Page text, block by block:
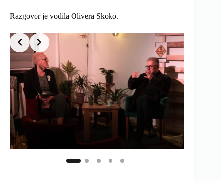
Razgovor je vodila Olivera Skoko.